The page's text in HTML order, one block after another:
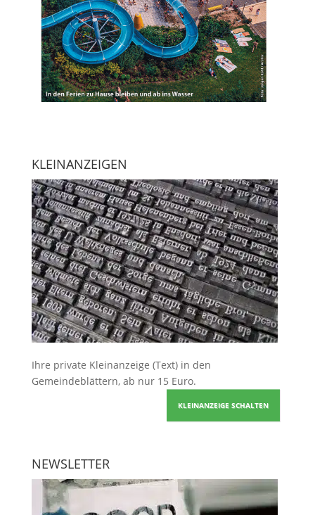
KLEINANZEIGEN
Ihre private Kleinanzeige (Text) in den
Gemeindeblättern, ab nur 15 Euro.
KLEINANZEIGE SCHALTEN
NEWSLETTER